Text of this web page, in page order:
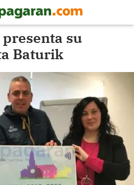
su
Baturik